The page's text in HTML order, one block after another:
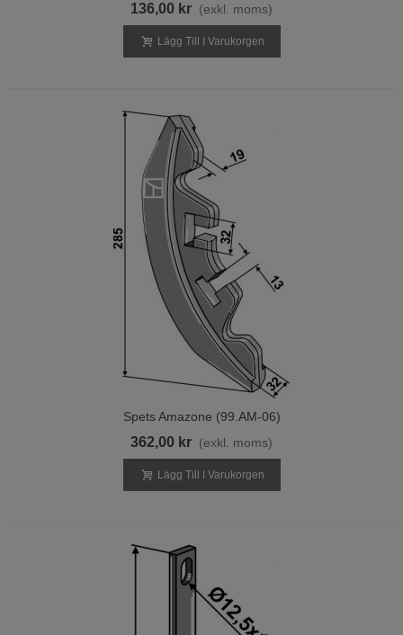
136,00 kr (exkl. moms)
Lägg Till I Varukorgen
Spets Amazone (99.AM-06)
362,00 kr (exkl. moms)
Lägg Till I Varukorgen